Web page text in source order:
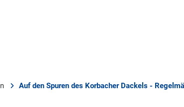
Auf den Spuren des Korbacher Dackels -